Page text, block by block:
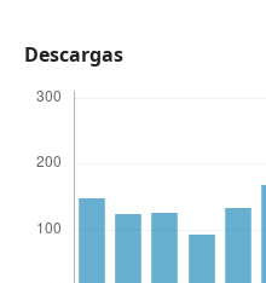
Descargas